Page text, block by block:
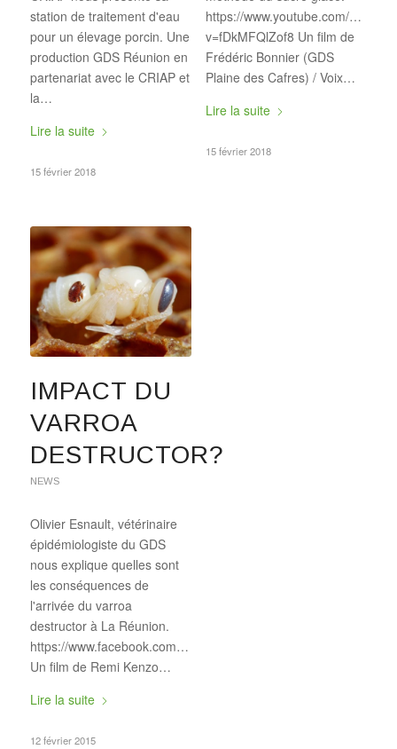
station de traitement d'eau
pour un élevage porcin. Une
production GDS Réunion en
partenariat avec le CRIAP et
la…
Lire la suite
15 février 2018
https://www.youtube.com/watch?
v=fDkMFQlZof8 Un film de
Frédéric Bonnier (GDS
Plaine des Cafres) / Voix…
Lire la suite
15 février 2018
IMPACT DU
VARROA
DESTRUCTOR?
NEWS
Olivier Esnault, vétérinaire
épidémiologiste du GDS
nous explique quelles sont
les conséquences de
l'arrivée du varroa
destructor à La Réunion.
https://www.facebook.com/BioAgriOI/videos/1789126988046907/
Un film de Remi Kenzo…
Lire la suite
12 février 2015